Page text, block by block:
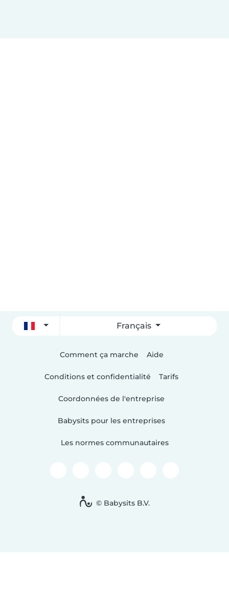
Français
Comment ça marche Aide
Conditions et confidentialité Tarifs
Coordonnées de l'entreprise
Babysits pour les entreprises
Les normes communautaires
© Babysits B.V.